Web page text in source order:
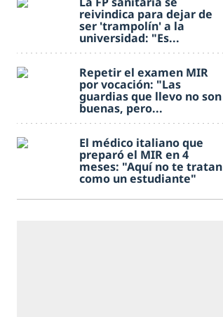
reivindica para dejar de
ser 'trampolín' a la
universidad: "Es...
Repetir el examen MIR
por vocación: "Las
guardias que llevo no son
buenas, pero...
El médico italiano que
preparó el MIR en 4
meses: "Aquí no te tratan
como un estudiante"